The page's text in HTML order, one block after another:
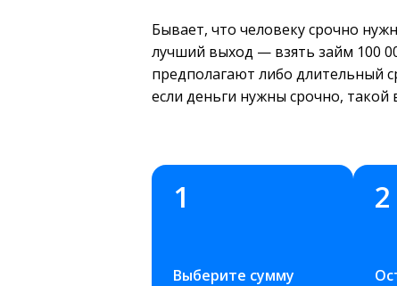
Бывает, что человеку срочно
лучший выход — взять займ 100
предполагают либо длительный
если деньги нужны срочно, такой
1
Выберите сумму
2